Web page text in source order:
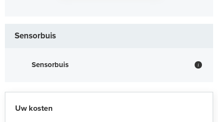
Sensorbuis
Sensorbuis i
Uw kosten